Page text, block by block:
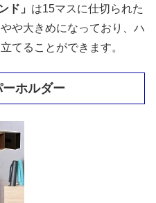
ド」 は15マスに仕切られた
や大きめになっており、ハ
てることができます。
ホルダー